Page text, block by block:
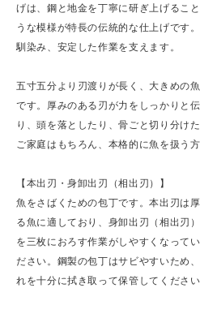
げは、鋼と地金を丁寧に研ぎ上げるこ
うな模様が特長の伝統的な仕上げです
馴染み、安定した作業を支えます。
五寸五分より刃渡りが長く、大きめの
です。厚みのある刃が力をしっかりと
り、頭を落としたり、骨ごと切り分け
ご家庭はもちろん、本格的に魚を扱う
【本出刃・身卸出刃（相出刃）】
魚をさばくための包丁です。本出刃は
る魚に適しており、身卸出刃（相出刃
を三枚におろす作業がしやすくなって
ださい。鋼製の包丁はサビやすいため
れを十分に拭き取って保管してください